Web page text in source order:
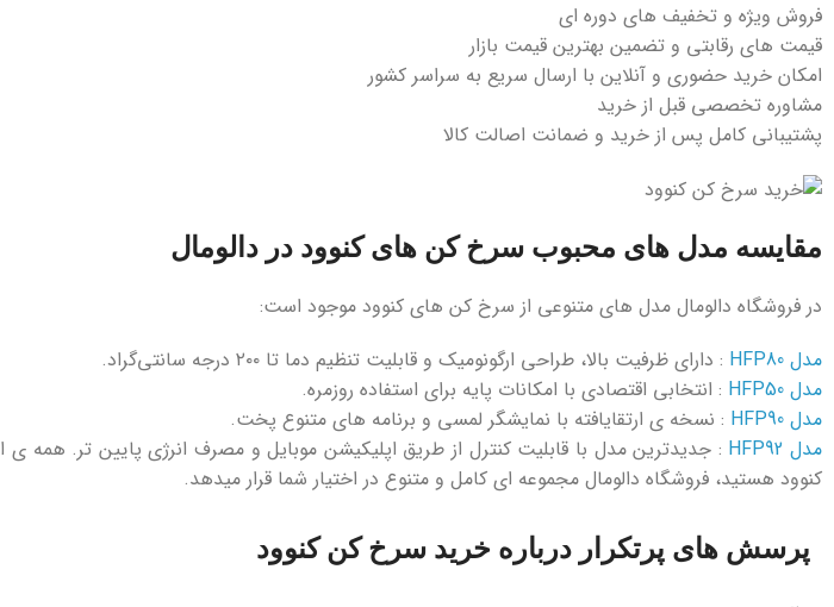
فروش ویژه و تخفیف ‌های دوره ‌ای
قیمت ‌های رقابتی و تضمین بهترین قیمت بازار
امکان خرید حضوری و آنلاین با ارسال سریع به سراسر کشور
مشاوره تخصصی قبل از خرید
پشتیبانی کامل پس از خرید و ضمانت اصالت کالا
مقایسه مدل‌ های محبوب سرخ کن های کنوود در دالومال
در فروشگاه دالومال مدل ‌های متنوعی از سرخ‌ کن ‌های کنوود موجود است:
مدل HFP80
: دارای ظرفیت بالا، طراحی ارگونومیک و قابلیت تنظیم دما تا ۲۰۰ درجه سانتی‌گراد.
مدل HFP50
: انتخابی اقتصادی با امکانات پایه برای استفاده روزمره.
مدل HFP90
: نسخه ‌ی ارتقایافته با نمایشگر لمسی و برنامه‌ های متنوع پخت.
مدل HFP92
: جدیدترین مدل با قابلیت کنترل از طریق اپلیکیشن موبایل و مصرف انرژی پایین ‌تر. همه‌
کنوود هستید، فروشگاه دالومال مجموعه ‌ای کامل و متنوع در اختیار شما قرار میدهد.
پرسش ‌های پرتکرار درباره خرید سرخ کن کنوود